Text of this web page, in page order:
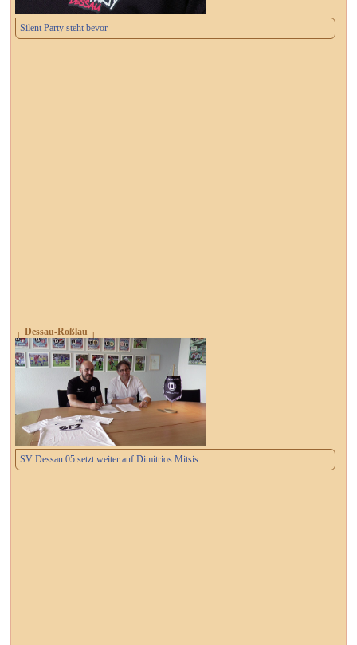
Silent Party steht bevor
┌ Dessau-Roßlau ┐
SV Dessau 05 setzt weiter auf Dimitrios Mitsis